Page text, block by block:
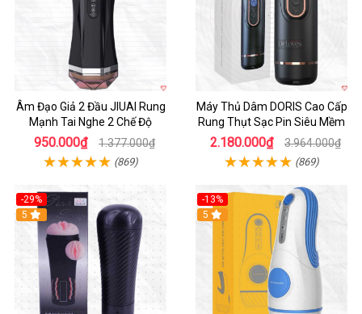
Âm Đạo Giả 2 Đầu JIUAI Rung
Mạnh Tai Nghe 2 Chế Độ
950.000₫ 1.377.000₫
(869)
Máy Thủ Dâm DORIS Cao Cấp
Rung Thụt Sạc Pin Siêu Mềm
2.180.000₫ 3.964.000₫
(869)
-29%
5
-13%
5